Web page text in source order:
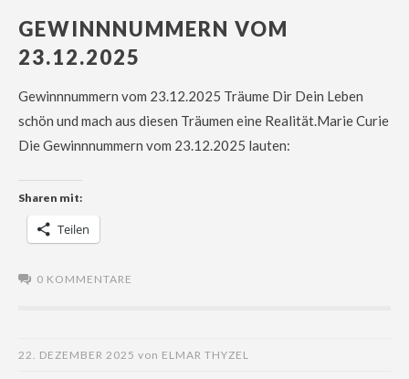
GEWINNNUMMERN VOM
23.12.2025
Gewinnnummern vom 23.12.2025 Träume Dir Dein Leben
schön und mach aus diesen Träumen eine Realität.Marie Curie
Die Gewinnnummern vom 23.12.2025 lauten:
Sharen mit:
Teilen
0 KOMMENTARE
22. DEZEMBER 2025 von ELMAR THYZEL